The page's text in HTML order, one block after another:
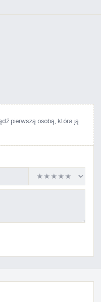
pierwszą osobą, która ją